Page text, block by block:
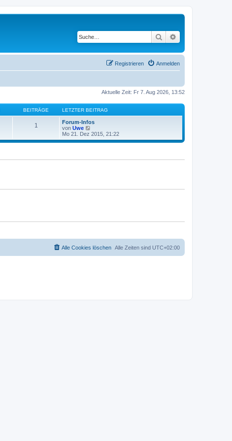
Suche
Anmelden
Registrieren
Aktuelle Zeit: Fr 7. Aug 2026, 13:52
BEITRÄGE LETZTER BEITRAG
1
Forum-Infos
von Uwe
e
u
Mo 21. Dez 2015, 21:22
Alle Zeiten sind UTC+02:00
Alle Cookies löschen